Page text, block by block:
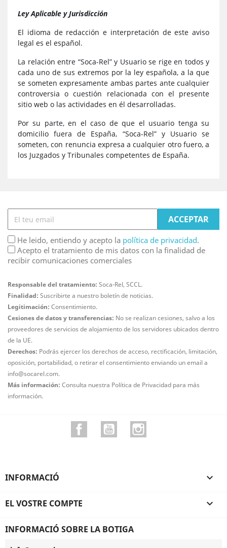
Ley Aplicable y Jurisdicción
El idioma de redacción e interpretación de este aviso
legal es el español.
La relación entre “Soca-Rel” y Usuario se rige en todos y
cada uno de sus extremos por la ley española, a la que
se someten expresamente ambas partes ante cualquier
controversia o cuestión relacionada con el presente
sitio web o las actividades en él desarrolladas.
Por su parte, en el caso de que el usuario tenga su
domicilio fuera de España, “Soca-Rel” y Usuario se
someten, con renuncia expresa a cualquier otro fuero, a
los Juzgados y Tribunales competentes de España.
He leido, entiendo y acepto la política de privacidad.
Acepto el tratamiento de mis datos con la finalidad de
recibir comunicaciones comerciales
Responsable del tratamiento: Soca-Rel, SCCL.
Finalidad: Suscribirte a nuestro boletín de noticias.
Legitimación: Consentimiento.
Cesiones de datos y transferencias: No se realizan cesiones, salvo a los
proveedores de servicios de alojamiento de los servidores ubicados dentro
de la UE.
Derechos: Podrás ejercer los derechos de acceso, rectificación, limitación,
oposición, portabilidad, o retirar el consentimiento enviando un email a
info@socarel.com.
Más información: Consulta nuestra Política de Privacidad para más
información.
Facebook YouTube
INFORMACIÓ 
EL VOSTRE COMPTE 
INFORMACIÓ SOBRE LA BOTIGA